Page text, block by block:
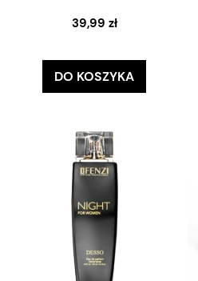
39,99 zł
DO KOSZYKA